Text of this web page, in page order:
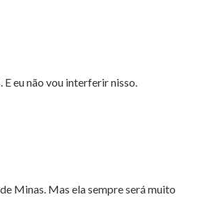
eu não vou interferir nisso.
Minas. Mas ela sempre será muito